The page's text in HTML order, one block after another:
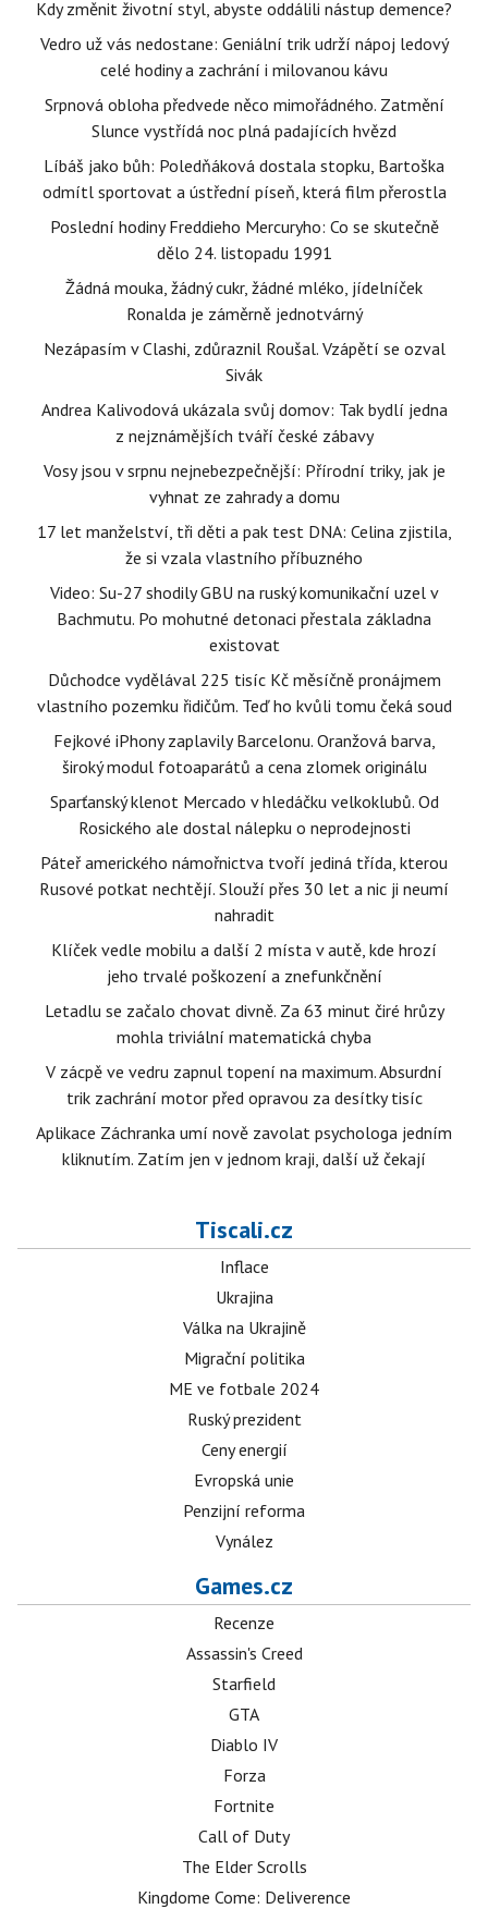
Kdy změnit životní styl, abyste oddálili nástup demence?
Vedro už vás nedostane: Geniální trik udrží nápoj ledový
celé hodiny a zachrání i milovanou kávu
Srpnová obloha předvede něco mimořádného. Zatmění
Slunce vystřídá noc plná padajících hvězd
Líbáš jako bůh: Poledňáková dostala stopku, Bartoška
odmítl sportovat a ústřední píseň, která film přerostla
Poslední hodiny Freddieho Mercuryho: Co se skutečně
dělo 24. listopadu 1991
Žádná mouka, žádný cukr, žádné mléko, jídelníček
Ronalda je záměrně jednotvárný
Nezápasím v Clashi, zdůraznil Roušal. Vzápětí se ozval
Sivák
Andrea Kalivodová ukázala svůj domov: Tak bydlí jedna
z nejznámějších tváří české zábavy
Vosy jsou v srpnu nejnebezpečnější: Přírodní triky, jak je
vyhnat ze zahrady a domu
17 let manželství, tři děti a pak test DNA: Celina zjistila,
že si vzala vlastního příbuzného
Video: Su-27 shodily GBU na ruský komunikační uzel v
Bachmutu. Po mohutné detonaci přestala základna
existovat
Důchodce vydělával 225 tisíc Kč měsíčně pronájmem
vlastního pozemku řidičům. Teď ho kvůli tomu čeká soud
Fejkové iPhony zaplavily Barcelonu. Oranžová barva,
široký modul fotoaparátů a cena zlomek originálu
Sparťanský klenot Mercado v hledáčku velkoklubů. Od
Rosického ale dostal nálepku o neprodejnosti
Páteř amerického námořnictva tvoří jediná třída, kterou
Rusové potkat nechtějí. Slouží přes 30 let a nic ji neumí
nahradit
Klíček vedle mobilu a další 2 místa v autě, kde hrozí
jeho trvalé poškození a znefunkčnění
Letadlu se začalo chovat divně. Za 63 minut čiré hrůzy
mohla triviální matematická chyba
V zácpě ve vedru zapnul topení na maximum. Absurdní
trik zachrání motor před opravou za desítky tisíc
Aplikace Záchranka umí nově zavolat psychologa jedním
kliknutím. Zatím jen v jednom kraji, další už čekají
Tiscali.cz
Inflace
Ukrajina
Válka na Ukrajině
Migrační politika
ME ve fotbale 2024
Ruský prezident
Ceny energií
Evropská unie
Penzijní reforma
Vynález
Games.cz
Recenze
Assassin's Creed
Starfield
GTA
Diablo IV
Forza
Fortnite
Call of Duty
The Elder Scrolls
Kingdome Come: Deliverence